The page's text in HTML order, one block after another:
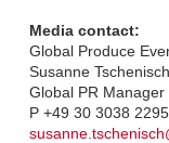
Media contact:
Global Produce
Susanne Tschenisch
Global PR Manager
P +49 30 3038 2295